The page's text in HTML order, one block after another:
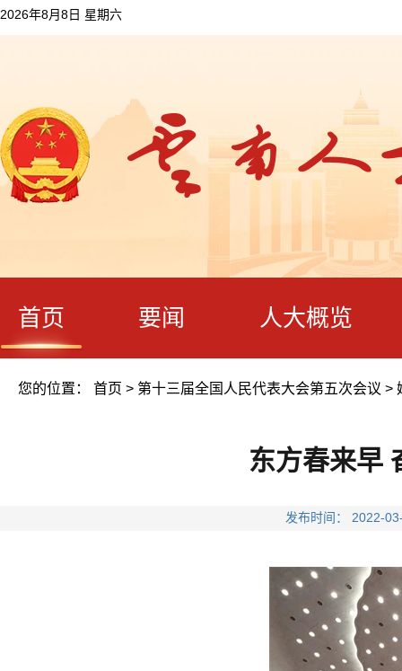
2026年8月8日 星期六
首页 要闻 人大概览
您的位置： 首页 > 第十三届全国人民代表大会第五次会议 >
东方春来早
发布时间：